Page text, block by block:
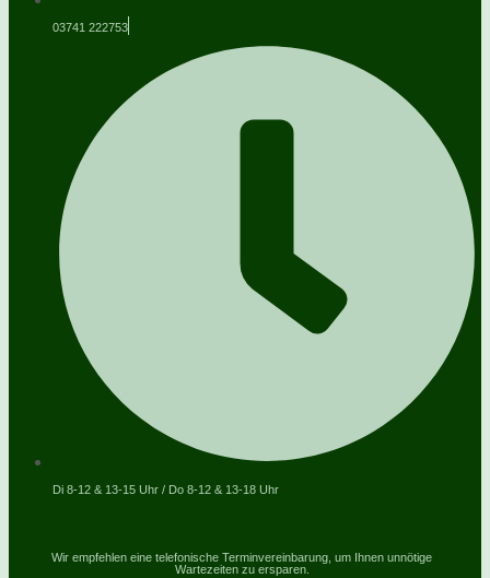
03741 222753
Di 8-12 & 13-15 Uhr / Do 8-12 & 13-18 Uhr
Wir empfehlen eine telefonische Terminvereinbarung, um Ihnen unnötige
Wartezeiten zu ersparen.